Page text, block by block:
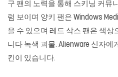
구 팬의 노력을 통해 스키닝 커뮤
럼 보이며 양키 팬은 Windows
을 수 있으며 레드 삭스 팬은 색상
니다 녹색 괴물. Alienware 신자에
킨이 있습니다.